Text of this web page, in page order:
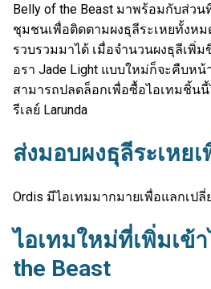
Belly of the Beast มาพร้อมกับส่ว
ชุมชนเพื่อติดตามผงธุลีระเหยทั้งหม
รวบรวมมาได้ เมื่อจำนวนผงธุลีเพิ่
อรา Jade Light แบบใหม่ก็จะคืบห
สามารถปลดล็อกเพื่อซื้อไอเทมชิ้นนี้
รีเลย์ Larunda
ส่งมอบผงธุลีระเหย
Ordis มีไอเทมมากมายเพื่อแลกเปลี่
ไอเทมใหม่ที่เพิ่มเข้
the Beast